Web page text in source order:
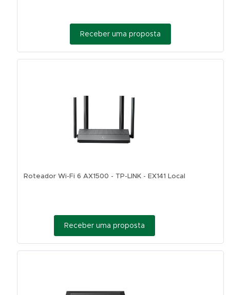
Receber uma proposta
Roteador Wi-Fi 6 AX1500 - TP-LINK - EX141 Local
Receber uma proposta